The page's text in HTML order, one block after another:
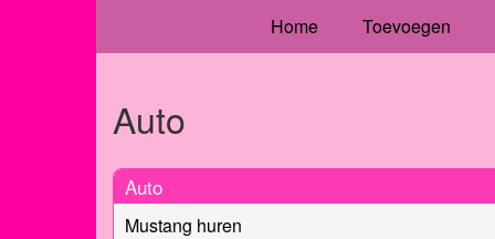
Home Toevoegen
Auto
Auto
Mustang huren